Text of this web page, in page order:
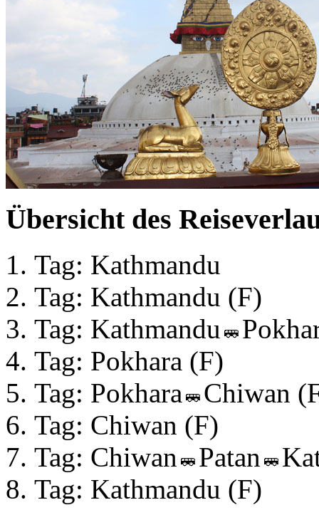
Übersicht des
Tag: Kathmandu
Tag: Kathmandu (F)
Tag: Kathmandu
Tag: Pokhara (F)
Tag: Pokhara
Chiwan
Tag: Chiwan (F)
Tag: Chiwan
Patan
Tag: Kathmandu (F)